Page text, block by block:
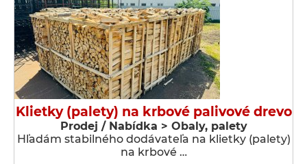
Klietky (palety) na krbové palivové drevo
Prodej / Nabídka > Obaly, palety
Hľadám stabilného dodávateľa na klietky (palety)
na krbové …